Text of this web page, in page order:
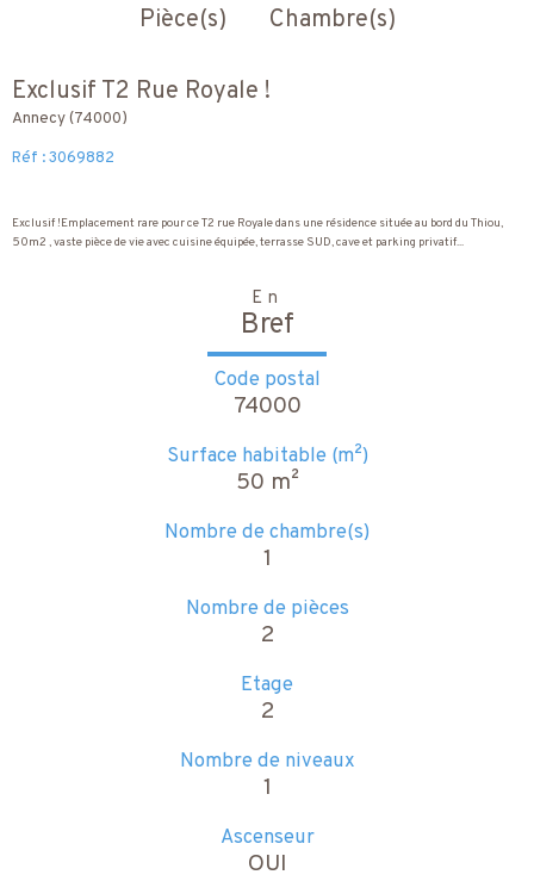
Pièce(s) Chambre(s)
Exclusif T2 Rue Royale !
Annecy (74000)
Réf : 3069882
Exclusif !Emplacement rare pour ce T2 rue Royale dans une résidence située au bord du Thiou,
50m2 , vaste pièce de vie avec cuisine équipée, terrasse SUD, cave et parking privatif...
En
Bref
Code postal
74000
Surface habitable (m²)
50 m²
Nombre de chambre(s)
1
Nombre de pièces
2
Etage
2
Nombre de niveaux
1
Ascenseur
OUI